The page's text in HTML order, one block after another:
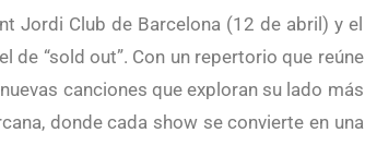
de “sold out”. Con un repertorio que reúne
canciones que exploran su lado más
donde cada show se convierte en una